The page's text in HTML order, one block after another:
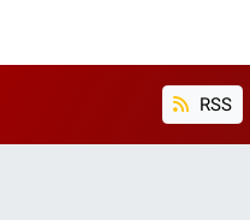
RSS